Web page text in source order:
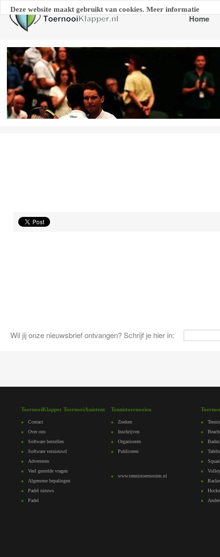
Wil jij onze nieuwsbrief ontvangen? Schrijf je hier in:
Home
ToernooiKlapper ToernooiAssistent
Contact
Over ons
Software bestellen
Software vernieuwd
Adverteren
Veel gestelde vragen
Algemene bepalingen
Padel nieuws
Padel
Tennistoernooien
Zoeken
Inschrijven
Organiseren
Publiceren
www.tennistoernooien.nl
Deze website maakt gebruikt van cookies. Meer informatie